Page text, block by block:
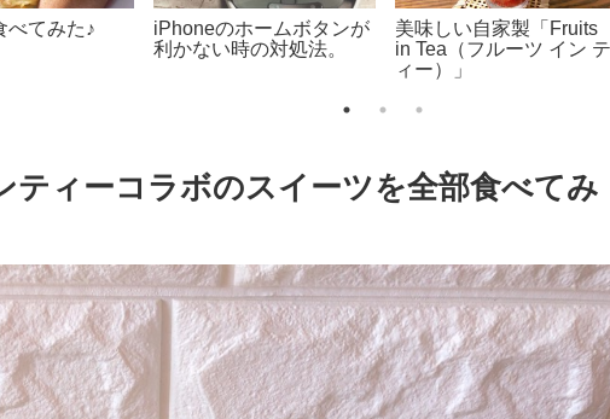
トケーキ
即効性にビックリ！目の
疲れに効く食べ物♪
iPhoneユーザー必見！無
料でブルーライトをカッ
トする方法
ティーコラボのスイーツを全部食べてみ